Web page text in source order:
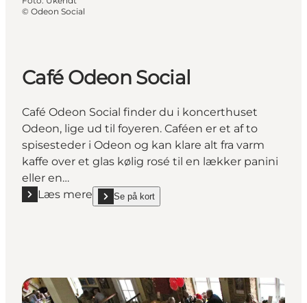
© Odeon Social
Café Odeon Social
Café Odeon Social finder du i koncerthuset
Odeon, lige ud til foyeren. Caféen er et af to
spisesteder i Odeon og kan klare alt fra varm
kaffe over et glas kølig rosé til en lækker panini
eller en…
Læs mere
Læs mere "Café Odeon Social"
Se på kort
show Café Odeon Social on_map